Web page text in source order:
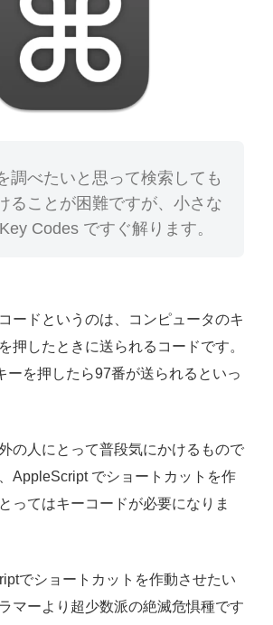
調べたいと思って検索しても
ることが困難ですが、小さな
Codes ですぐ解ります。
ードというのは、コンピュータのキ
押したときに送られるコードです。
ーを押したら97番が送られるといっ
の人にとって普段気にかけるもので
AppleScript でショートカットを作
ってはキーコードが必要になりま
でショートカットを作動させたい
マーより超少数派の絶滅危惧種です